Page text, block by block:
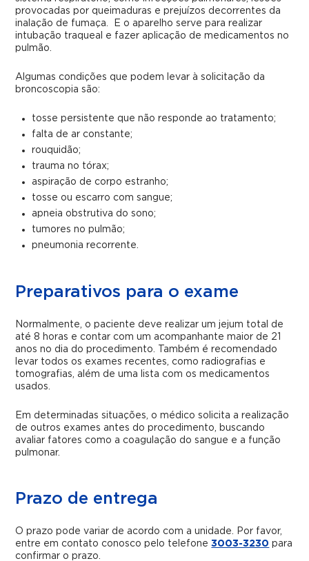
provocadas por queimaduras e prejuízos decorrentes da
inalação de fumaça. E o aparelho serve para realizar
intubação traqueal e fazer aplicação de medicamentos no
pulmão.
Algumas condições que podem levar à solicitação da
broncoscopia são:
tosse persistente que não responde ao tratamento;
falta de ar constante;
rouquidão;
trauma no tórax;
aspiração de corpo estranho;
tosse ou escarro com sangue;
apneia obstrutiva do sono;
tumores no pulmão;
pneumonia recorrente.
Preparativos para o exame
Normalmente, o paciente deve realizar um jejum total de
até 8 horas e contar com um acompanhante maior de 21
anos no dia do procedimento. Também é recomendado
levar todos os exames recentes, como radiografias e
tomografias, além de uma lista com os medicamentos
usados.
Em determinadas situações, o médico solicita a realização
de outros exames antes do procedimento, buscando
avaliar fatores como a coagulação do sangue e a função
pulmonar.
Prazo de entrega
O prazo pode variar de acordo com a unidade. Por favor,
entre em contato conosco pelo telefone3003-3230 para
confirmar o prazo.